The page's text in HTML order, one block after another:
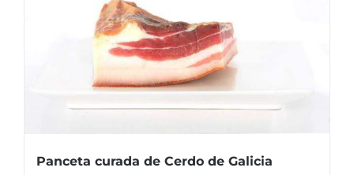
Panceta curada de Cerdo de Galicia